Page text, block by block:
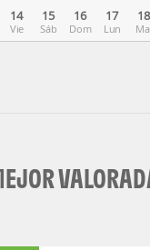
14
Vie
15
Sáb
16
Dom
17
Lun
18